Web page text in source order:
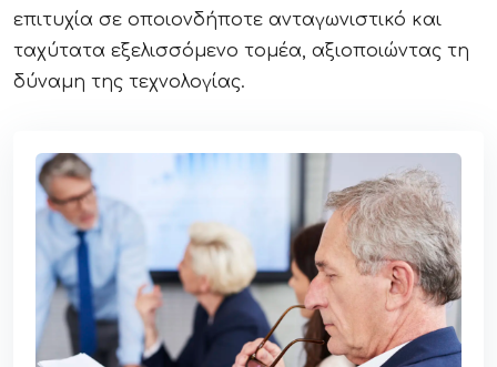
επιτυχία σε οποιονδήποτε ανταγωνιστικό και
ταχύτατα εξελισσόμενο τομέα, αξιοποιώντας τη
δύναμη της τεχνολογίας.